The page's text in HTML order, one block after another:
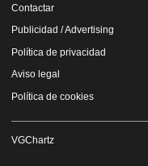
Contactar
Publicidad / Advertising
Política de privacidad
Aviso legal
Política de cookies
VGChartz